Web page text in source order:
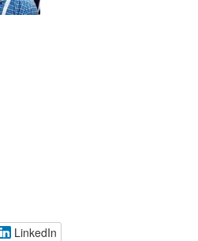
LinkedIn